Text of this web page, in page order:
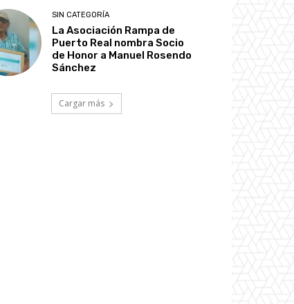
SIN CATEGORÍA
La Asociación Rampa de
Puerto Real nombra Socio
de Honor a Manuel Rosendo
Sánchez
Cargar más